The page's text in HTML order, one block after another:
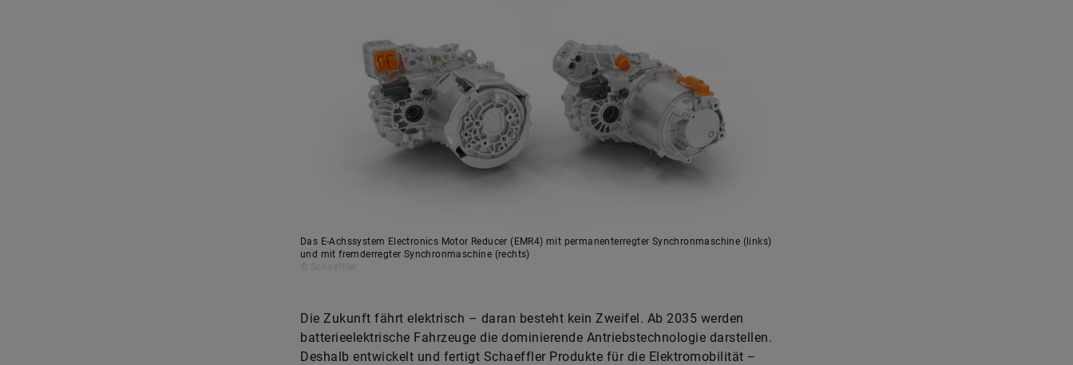
Das E-Achssystem Electronics Motor Reducer (EMR4) mit permanenterregter Synchronmaschine (links)
und mit fremderregter Synchronmaschine (rechts)
Die Zukunft fährt elektrisch – daran besteht kein Zweifel. Ab 2035 werden
batterieelektrische Fahrzeuge die dominierende Antriebstechnologie darstellen.
Deshalb entwickelt und fertigt Schaeffler Produkte für die Elektromobilität –